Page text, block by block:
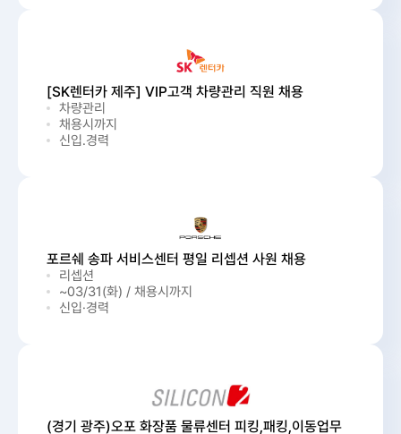
[SK렌터카 제주] VIP고객 차량관리 직원 채용
차량관리
채용시까지
신입.경력
포르쉐 송파 서비스센터 평일 리셉션 사원 채용
리셉션
~03/31(화) / 채용시까지
신입·경력
(경기 광주)오포 화장품 물류센터 피킹,패킹,이동업무